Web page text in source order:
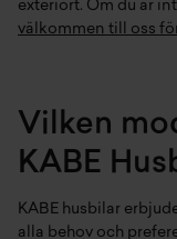
exteriört. Om du är
välkommen till oss
Vilken
KABE
KABE husbilar
alla behov och